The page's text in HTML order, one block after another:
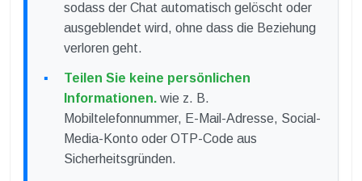
sodass der Chat automatisch gelöscht oder
ausgeblendet wird, ohne dass die Beziehung
verloren geht.
Teilen Sie keine persönlichen
Informationen. wie z. B.
Mobiltelefonnummer, E-Mail-Adresse, Social-
Media-Konto oder OTP-Code aus
Sicherheitsgründen.